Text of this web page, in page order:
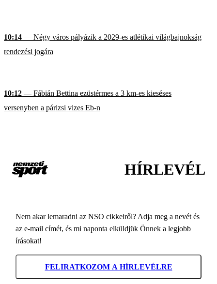
10:14 — Négy város pályázik a 2029-es atlétikai világbajnokság
rendezési jogára
10:12 — Fábián Bettina ezüstérmes a 3 km-es kieséses
versenyben a párizsi vizes Eb-n
HÍRLEVÉL
Nem akar lemaradni az NSO cikkeiről? Adja meg a nevét és
az e-mail címét, és mi naponta elküldjük Önnek a legjobb
írásokat!
FELIRATKOZOM A HÍRLEVÉLRE